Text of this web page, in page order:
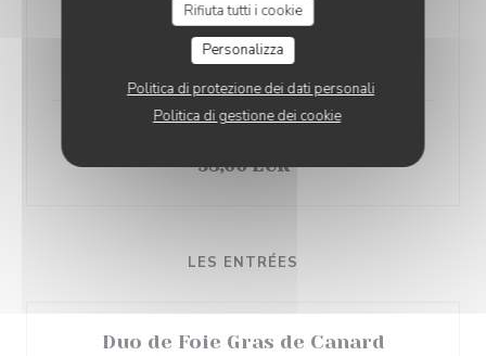
Rifiuta tutti i cookie
Personalizza
Politica di protezione dei dati personali
Politica di gestione dei cookie
Entrée, plat, dessert
42,00 EUR
38,00 EUR
LES ENTRÉES
Duo de Foie Gras de Canard